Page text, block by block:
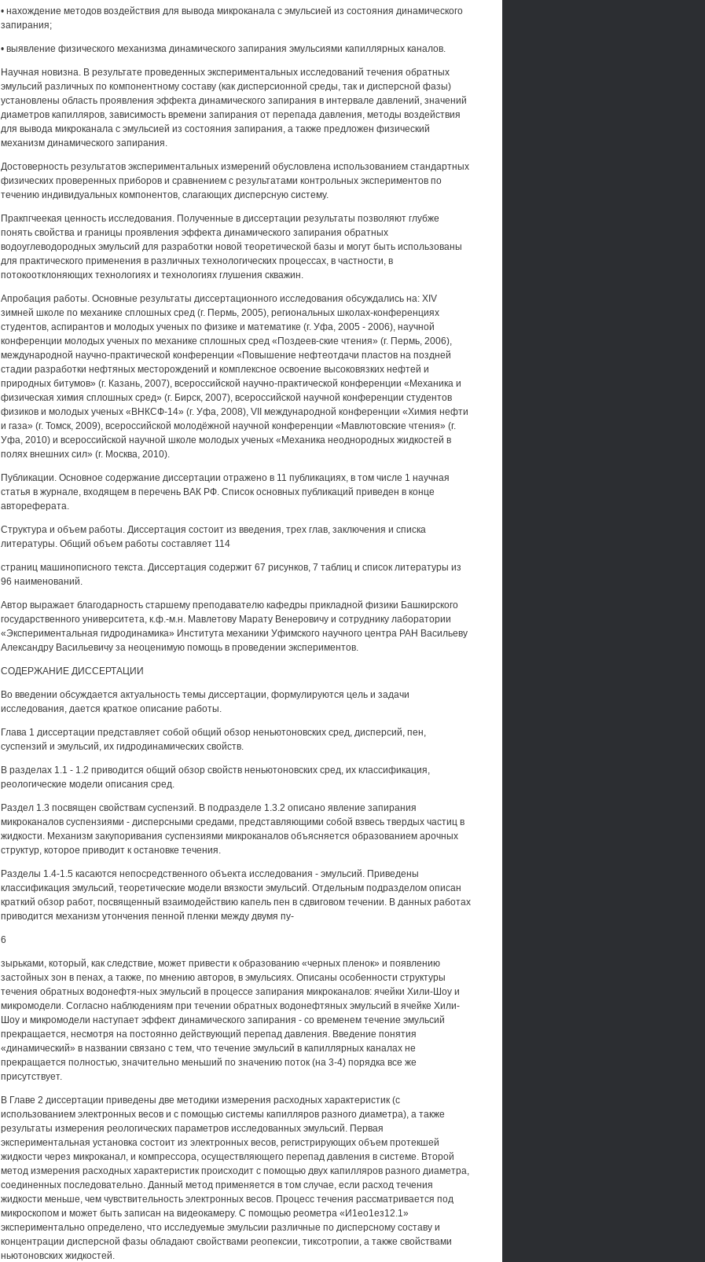
• нахождение методов воздействия для вывода микроканала с эмульсией из состояния динамического
запирания;
• выявление физического механизма динамического запирания эмульсиями капиллярных каналов.
Научная новизна. В результате проведенных экспериментальных исследований течения обратных
эмульсий различных по компонентному составу (как дисперсионной среды, так и дисперсной фазы)
установлены область проявления эффекта динамического запирания в интервале давлений, значений
диаметров капилляров, зависимость времени запирания от перепада давления, методы воздействия
для вывода микроканала с эмульсией из состояния запирания, а также предложен физический
механизм динамического запирания.
Достоверность результатов экспериментальных измерений обусловлена использованием стандартных
физических проверенных приборов и сравнением с результатами контрольных экспериментов по
течению индивидуальных компонентов, слагающих дисперсную систему.
Пракпгчеекая ценность исследования. Полученные в диссертации результаты позволяют глубже
понять свойства и границы проявления эффекта динамического запирания обратных
водоуглеводородных эмульсий для разработки новой теоретической базы и могут быть использованы
для практического применения в различных технологических процессах, в частности, в
потокоотклоняющих технологиях и технологиях глушения скважин.
Апробация работы. Основные результаты диссертационного исследования обсуждались на: XIV
зимней школе по механике сплошных сред (г. Пермь, 2005), региональных школах-конференциях
студентов, аспирантов и молодых ученых по физике и математике (г. Уфа, 2005 - 2006), научной
конференции молодых ученых по механике сплошных сред «Поздеев-ские чтения» (г. Пермь, 2006),
международной научно-практической конференции «Повышение нефтеотдачи пластов на поздней
стадии разработки нефтяных месторождений и комплексное освоение высоковязких нефтей и
природных битумов» (г. Казань, 2007), всероссийской научно-практической конференции «Механика и
физическая химия сплошных сред» (г. Бирск, 2007), всероссийской научной конференции студентов
физиков и молодых ученых «ВНКСФ-14» (г. Уфа, 2008), VII международной конференции «Химия нефти
и газа» (г. Томск, 2009), всероссийской молодёжной научной конференции «Мавлютовские чтения» (г.
Уфа, 2010) и всероссийской научной школе молодых ученых «Механика неоднородных жидкостей в
полях внешних сил» (г. Москва, 2010).
Публикации. Основное содержание диссертации отражено в 11 публикациях, в том числе 1 научная
статья в журнале, входящем в перечень ВАК РФ. Список основных публикаций приведен в конце
автореферата.
Структура и объем работы. Диссертация состоит из введения, трех глав, заключения и списка
литературы. Общий объем работы составляет 114
страниц машинописного текста. Диссертация содержит 67 рисунков, 7 таблиц и список литературы из
96 наименований.
Автор выражает благодарность старшему преподавателю кафедры прикладной физики Башкирского
государственного университета, к.ф.-м.н. Мавлетову Марату Венеровичу и сотруднику лаборатории
«Экспериментальная гидродинамика» Института механики Уфимского научного центра РАН Васильеву
Александру Васильевичу за неоценимую помощь в проведении экспериментов.
СОДЕРЖАНИЕ ДИССЕРТАЦИИ
Во введении обсуждается актуальность темы диссертации, формулируются цель и задачи
исследования, дается краткое описание работы.
Глава 1 диссертации представляет собой общий обзор неньютоновских сред, дисперсий, пен,
суспензий и эмульсий, их гидродинамических свойств.
В разделах 1.1 - 1.2 приводится общий обзор свойств неньютоновских сред, их классификация,
реологические модели описания сред.
Раздел 1.3 посвящен свойствам суспензий. В подразделе 1.3.2 описано явление запирания
микроканалов суспензиями - дисперсными средами, представляющими собой взвесь твердых частиц в
жидкости. Механизм закупоривания суспензиями микроканалов объясняется образованием арочных
структур, которое приводит к остановке течения.
Разделы 1.4-1.5 касаются непосредственного объекта исследования - эмульсий. Приведены
классификация эмульсий, теоретические модели вязкости эмульсий. Отдельным подразделом описан
краткий обзор работ, посвященный взаимодействию капель пен в сдвиговом течении. В данных работах
приводится механизм утончения пенной пленки между двумя пу-
6
зырьками, который, как следствие, может привести к образованию «черных пленок» и появлению
застойных зон в пенах, а также, по мнению авторов, в эмульсиях. Описаны особенности структуры
течения обратных водонефтя-ных эмульсий в процессе запирания микроканалов: ячейки Хили-Шоу и
микромодели. Согласно наблюдениям при течении обратных водонефтяных эмульсий в ячейке Хили-
Шоу и микромодели наступает эффект динамического запирания - со временем течение эмульсий
прекращается, несмотря на постоянно действующий перепад давления. Введение понятия
«динамический» в названии связано с тем, что течение эмульсий в капиллярных каналах не
прекращается полностью, значительно меньший по значению поток (на 3-4) порядка все же
присутствует.
В Главе 2 диссертации приведены две методики измерения расходных характеристик (с
использованием электронных весов и с помощью системы капилляров разного диаметра), а также
результаты измерения реологических параметров исследованных эмульсий. Первая
экспериментальная установка состоит из электронных весов, регистрирующих объем протекшей
жидкости через микроканал, и компрессора, осуществляющего перепад давления в системе. Второй
метод измерения расходных характеристик происходит с помощью двух капилляров разного диаметра,
соединенных последовательно. Данный метод применяется в том случае, если расход течения
жидкости меньше, чем чувствительность электронных весов. Процесс течения рассматривается под
микроскопом и может быть записан на видеокамеру. С помощью реометра «И1ео1ез12.1»
экспериментально определено, что исследуемые эмульсии различные по дисперсному составу и
концентрации дисперсной фазы обладают свойствами реопексии, тиксотропии, а также свойствами
ньютоновских жидкостей.